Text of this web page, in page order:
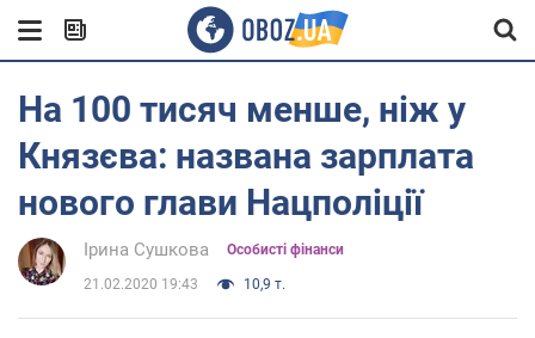
На 100 тисяч менше, ніж у
Князєва: названа зарплата
нового глави Нацполіції
Ірина Сушкова Особисті фінанси
21.02.2020 19:43 10,9 т.